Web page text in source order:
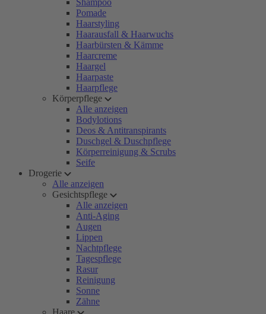
Shampoo
Pomade
Haarstyling
Haarausfall & Haarwuchs
Haarbürsten & Kämme
Haarcreme
Haargel
Haarpaste
Haarpflege
Körperpflege
Alle anzeigen
Bodylotions
Deos & Antitranspirants
Duschgel & Duschpflege
Körperreinigung & Scrubs
Seife
Drogerie
Alle anzeigen
Gesichtspflege
Alle anzeigen
Anti-Aging
Augen
Lippen
Nachtpflege
Tagespflege
Rasur
Reinigung
Sonne
Zähne
Haare